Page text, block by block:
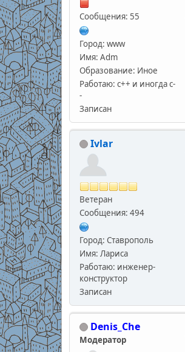
Сообщения: 55
Город: www
Имя: Adm
Образование: Иное
Работаю: с++ и иногда с-
-
Записан
Ivlar
Ветеран
Сообщения: 494
Город: Ставрополь
Имя: Лариса
Работаю: инженер-
конструктор
Записан
Denis_Che
Модератор